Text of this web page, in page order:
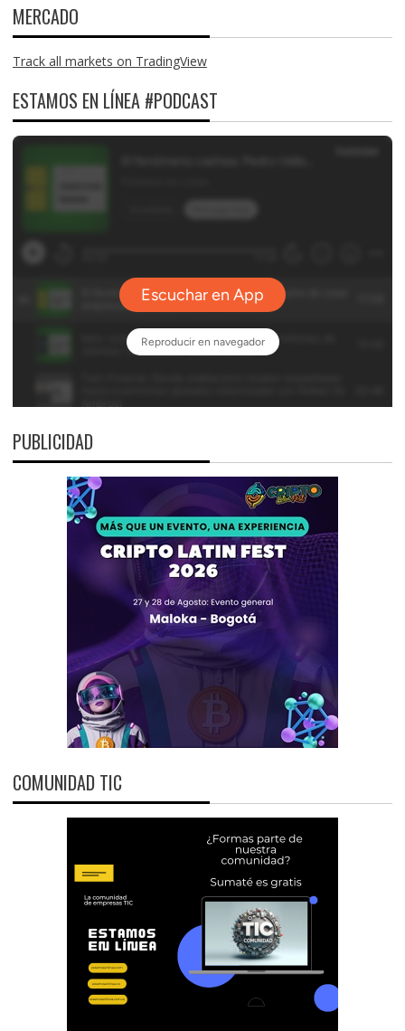
MERCADO
Track all markets on TradingView
ESTAMOS EN LÍNEA #PODCAST
PUBLICIDAD
COMUNIDAD TIC